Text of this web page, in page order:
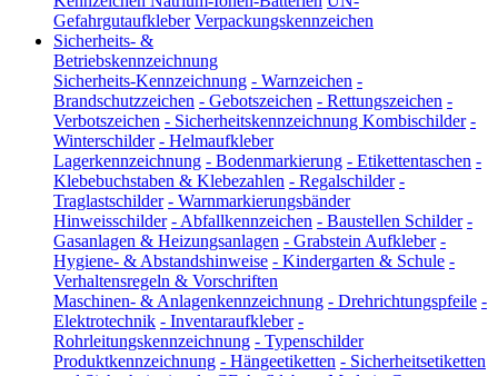
Gefahrgutaufkleber Verpackungskennzeichen
Sicherheits- &
Betriebskennzeichnung
Sicherheits-Kennzeichnung - Warnzeichen -
Brandschutzzeichen - Gebotszeichen - Rettungszeichen -
Verbotszeichen - Sicherheitskennzeichnung Kombischilder -
Winterschilder - Helmaufkleber
Lagerkennzeichnung - Bodenmarkierung - Etikettentaschen -
Klebebuchstaben & Klebezahlen - Regalschilder -
Traglastschilder - Warnmarkierungsbänder
Hinweisschilder - Abfallkennzeichen - Baustellen Schilder -
Gasanlagen & Heizungsanlagen - Grabstein Aufkleber -
Hygiene- & Abstandshinweise - Kindergarten & Schule -
Verhaltensregeln & Vorschriften
Maschinen- & Anlagenkennzeichnung - Drehrichtungspfeile -
Elektrotechnik - Inventaraufkleber -
Rohrleitungskennzeichnung - Typenschilder
Produktkennzeichnung - Hängeetiketten - Sicherheitsetiketten